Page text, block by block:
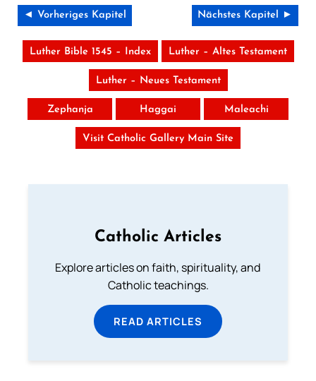
◄ Vorheriges Kapitel Nächstes Kapitel ►
Luther Bible 1545 – Index Luther – Altes Testament
Luther – Neues Testament
Zephanja Haggai Maleachi
Visit Catholic Gallery Main Site
Catholic Articles
Explore articles on faith, spirituality, and
Catholic teachings.
READ ARTICLES